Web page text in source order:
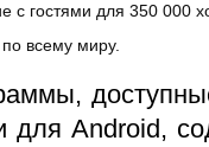
с гостями для 350 000
всему миру.
для Android,